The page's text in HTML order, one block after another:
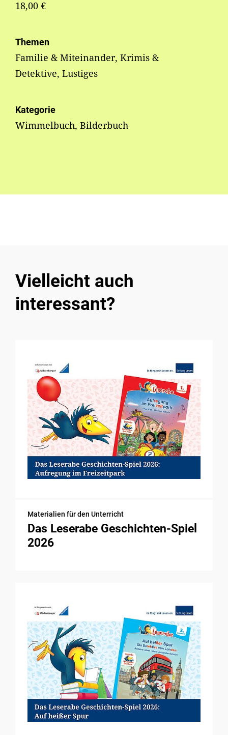
18,00 €
Themen
Familie & Miteinander, Krimis &
Detektive, Lustiges
Kategorie
Wimmelbuch, Bilderbuch
Vielleicht auch
interessant?
Materialien für den Unterricht
Das Leserabe Geschichten-Spiel
2026